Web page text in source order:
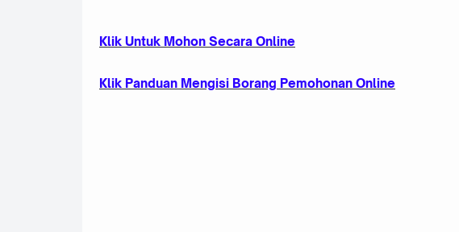
Klik Untuk Mohon Secara Online
Klik Panduan Mengisi Borang Pemohonan Online